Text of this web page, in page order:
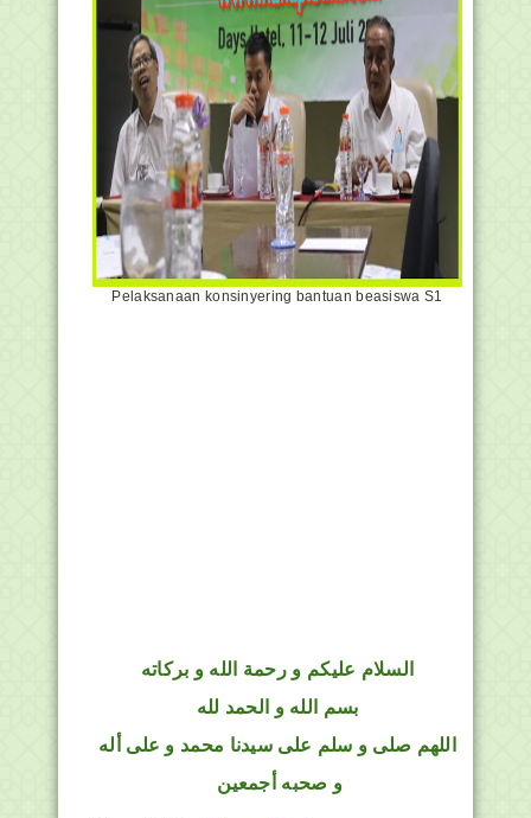
Pelaksanaan konsinyering bantuan beasiswa S1
السلام عليكم و رحمة الله و بركاته
بسم الله و الحمد لله
اللهم صلى و سلم على سيدنا محمد و على أله
و صحبه أجمعين